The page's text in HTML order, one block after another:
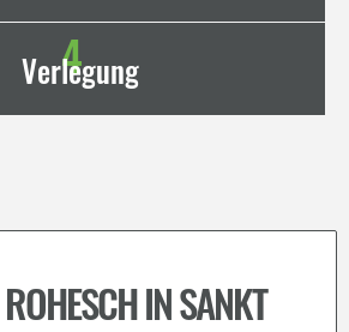
4
Verlegung
IN SANKT